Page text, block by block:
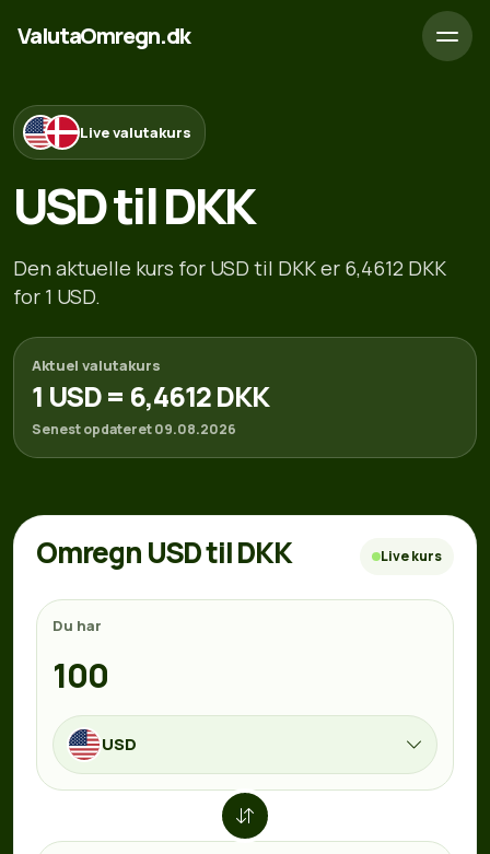
ValutaOmregn.dk
Live valutakurs
USD til DKK
Den aktuelle kurs for USD til DKK er 6,4612 DKK
for 1 USD.
Aktuel valutakurs
1 USD = 6,4612 DKK
Senest opdateret 09.08.2026
Omregn USD til DKK Live kurs
Du har
USD